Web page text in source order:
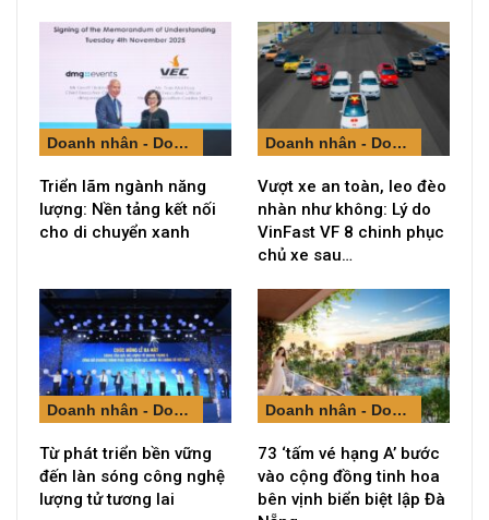
Doanh nhân - Doanh nghiệp
Triển lãm ngành năng
lượng: Nền tảng kết nối
cho di chuyển xanh
Doanh nhân - Doanh nghiệp
Vượt xe an toàn, leo đèo
nhàn như không: Lý do
VinFast VF 8 chinh phục
chủ xe sau…
Doanh nhân - Doanh nghiệp
Từ phát triển bền vững
đến làn sóng công nghệ
lượng tử tương lai
Doanh nhân - Doanh nghiệp
73 ‘tấm vé hạng A’ bước
vào cộng đồng tinh hoa
bên vịnh biển biệt lập Đà